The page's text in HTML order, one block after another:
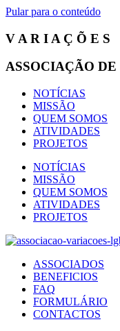
Pular para o conteúdo
V A R I A Ç Õ E S
ASSOCIAÇÃO
NOTÍCIAS
MISSÃO
QUEM SOMOS
ATIVIDADES
PROJETOS
NOTÍCIAS
MISSÃO
QUEM SOMOS
ATIVIDADES
PROJETOS
ASSOCIADOS
BENEFICIOS
FAQ
FORMULÁRIO
CONTACTOS